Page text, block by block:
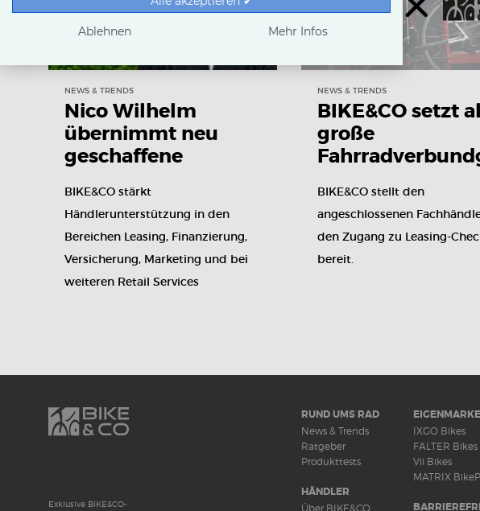
NEWS & TRENDS
Nico Wilhelm
übernimmt neu
geschaffene
Services Consultant
BIKE&CO stärkt
Händlerunterstützung in den
Bereichen Leasing, Finanzierung,
Versicherung, Marketing und bei
weiteren Retail Services
NEWS & TRENDS
BIKE&CO setzt
große
BIKE&CO stellt den
angeschlossenen
den Zugang zu Leasing-
bereit.
Exklusive BIKE&CO-
RUND UMS RAD
News & Trends
Ratgeber
Produkttests
HÄNDLER
Über BIKE&CO
IXGO Bikes
FALTER Bikes
Vii Bikes
MATRIX
Ablehnen Mehr Infos